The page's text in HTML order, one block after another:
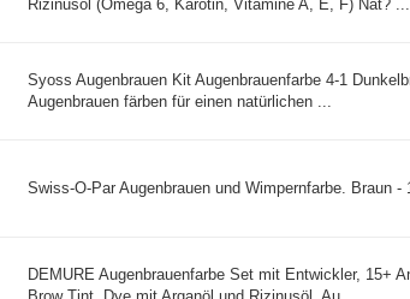
Rizinusöl (Omega 6, Karotin, Vitamine A, E, F) Nat? ...
Syoss Augenbrauen Kit Augenbrauenfarbe 4-1
Augenbrauen färben für einen natürlichen ...
Swiss-O-Par Augenbrauen und Wimpernfarbe. Braun -
DEMURE Augenbrauenfarbe Set mit Entwickler, 15+